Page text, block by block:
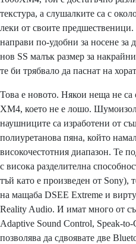
текстура, а слушалките са с
леки от своите предшественици.
направи по-удобни за носене за
нов SS малък размер за
те би трябвало да паснат на
Това е новото. Някои неща не
XM4, което не е лошо.
наушниците са изработени от
полиуретанова пяна, който
високочестотния диапазон. Те
с висока разделителна
тъй като е произведен от Sony),
на мащаба DSEE Extreme и
Reality Audio. И имат много от
Adaptive Sound Control, Speak-
позволява да сдвоявате две